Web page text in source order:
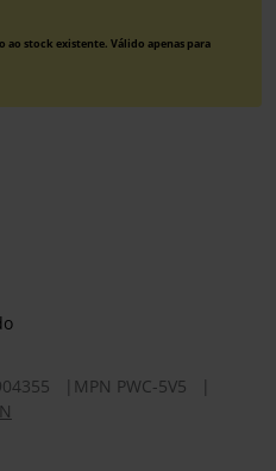
ao stock existente. Válido apenas para
MPN PWC-5V5